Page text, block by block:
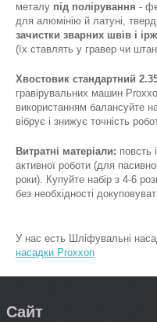
металу під полірування -
для алюмінію й латуні,
зачистки зварних швів і
(їх ставлять у гравер чи
Хвостовик стандартний
гравірувальних машин
використанням балансуйте
вібрує і знижує точність
Витратні матеріали: повсть
активної роботи (для
роки). Купуйте набір з 4-6
без необхідності
У нас есть Шліфувальні
насадки Proxxon
Сайт